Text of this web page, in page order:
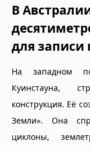
В
для
На западном
Куинстауна,
конструкция. Её
Земли». Она
циклоны,